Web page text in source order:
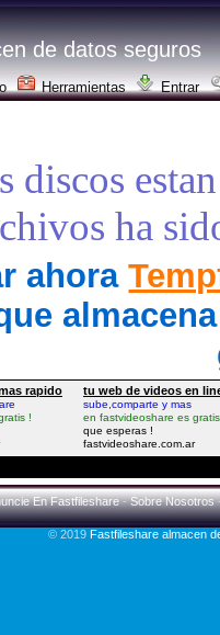
Herramientas Entrar
de datos seguros
discos
ha
ahora
En Fastfileshare-Sobre Nosotros
© 2019Fastfileshare almacen